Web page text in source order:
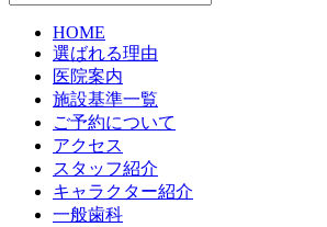
HOME
選ばれる理由
医院案内
施設基準一覧
ご予約について
アクセス
スタッフ紹介
キャラクター紹介
一般歯科